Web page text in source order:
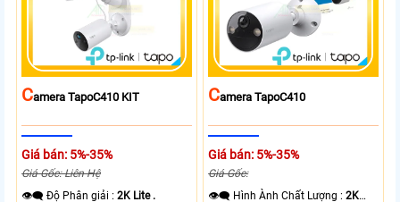
CAmera TapoC410 KIT
Giá bán: 5%-35%
Giá Gốc: Liên Hệ
👁️‍🗨 Độ Phân giải :2K Lite .
CAmera TapoC410
Giá bán: 5%-35%
Giá Gốc:
👁️‍🗨 Hình Ành Chất Lượng :2K